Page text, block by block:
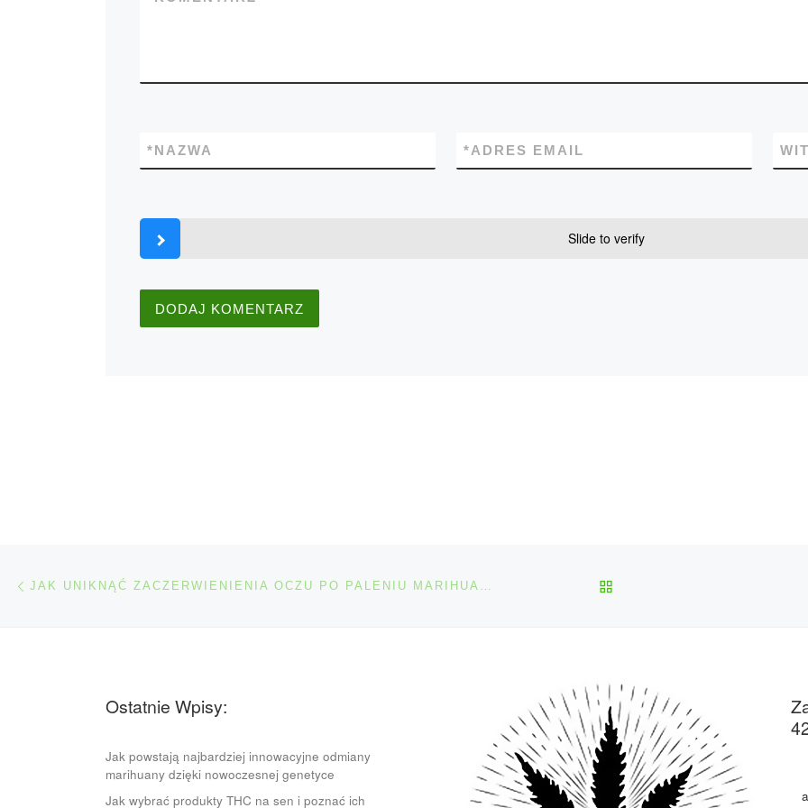
NAZWA
* ADRES EMAIL
*
Slide to verify
Nawigacja wpisu JAK UNIKNĄĆ ZACZERWIENIENIA OCZU PO PALENIU MARIHUANY
Ostatnie Wpisy:
Jak powstają najbardziej innowacyjne odmiany
marihuany dzięki nowoczesnej genetyce
Jak wybrać produkty THC na sen i poznać ich